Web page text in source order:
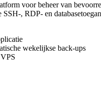
voor beheer van
SSH-, RDP- en
wekelijkse back-ups